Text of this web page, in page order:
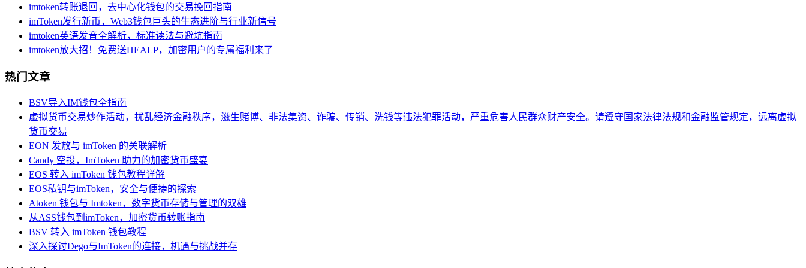
imtoken转账退回，去中心化钱包的交易挽回指南
imToken发行新币，Web3钱包巨头的生态进阶与行业新信号
imtoken英语发音全解析，标准读法与避坑指南
imtoken放大招！免费送HEALP，加密用户的专属福利来了
热门文章
BSV导入IM钱包全指南
虚拟货币交易炒作活动，扰乱经济金融秩序，滋生赌博、非法集资、诈骗、传销、洗钱等违法犯罪活动，严重危害人民群众财产安全。请遵守国家法律法规和金融监管规定，远离虚拟
货币交易
EON 发放与 imToken 的关联解析
Candy 空投，ImToken 助力的加密货币盛宴
EOS 转入 imToken 钱包教程详解
EOS私钥与imToken，安全与便捷的探索
Atoken 钱包与 Imtoken，数字货币存储与管理的双雄
从ASS钱包到imToken，加密货币转账指南
BSV 转入 imToken 钱包教程
深入探讨Dego与ImToken的连接，机遇与挑战并存